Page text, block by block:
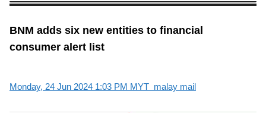
BNM adds six new entities to financial
consumer alert list
Monday, 24 Jun 2024 1:03 PM MYT malay mail